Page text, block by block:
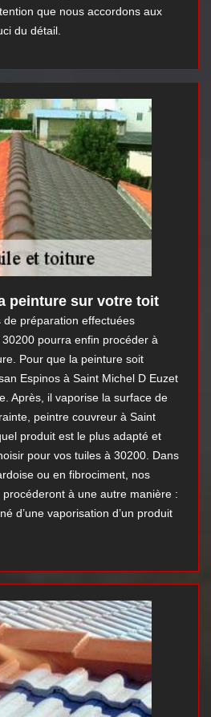
que nous accordons aux
du détail.
peinture sur votre toit
préparation effectuées
pourra enfin procéder à
Pour que la peinture soit
Espinos à Saint Michel D Euzet
Après, il vaporise la surface de
peintre couvreur à Saint
produit est le plus adapté et
pour vos tuiles à 30200. Dans
ou en fibrociment, nos
à une autre manière :
d’une vaporisation d’un produit